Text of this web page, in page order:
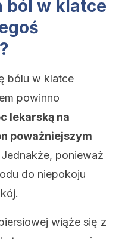
ból w klatce
bólu w klatce
powinno
lekarską na
poważniejszym
Jednakże, ponieważ
do niepokoju
wiąże się z